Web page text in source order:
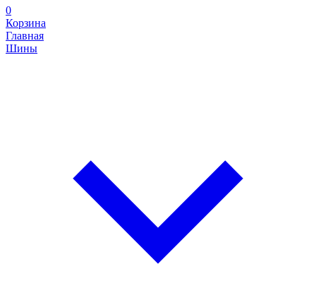
0
Корзина
Главная
Шины